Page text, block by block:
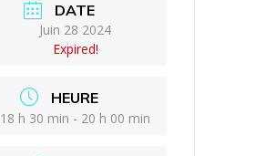
DATE
Juin 28 2024
Expired!
HEURE
18 h 30 min - 20 h 00 min